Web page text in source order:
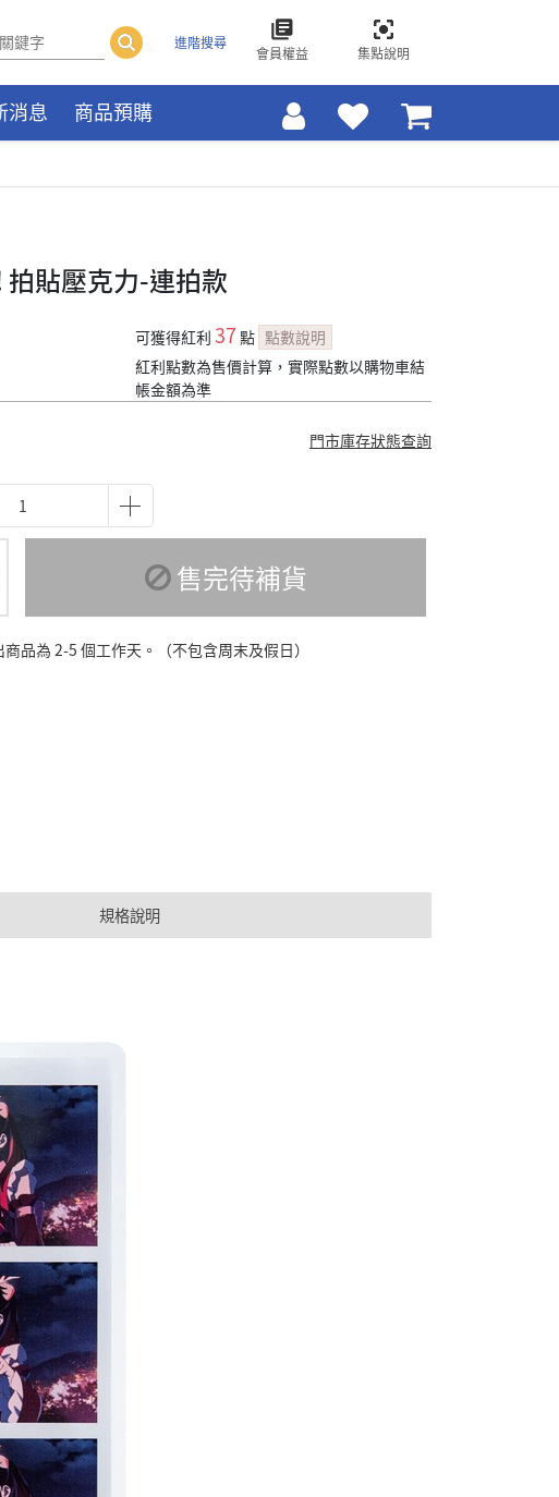
進階搜尋
會員權益 集點說明
消息 商品預購
貼壓克力-連拍款
可獲得紅利 37點 點數說明
紅利點數為售價計算，實際點數以購物車結
帳金額為準
門市庫存狀態查詢
售完待補貨
品為 2-5 個工作天。（不包含周末及假日）
規格說明